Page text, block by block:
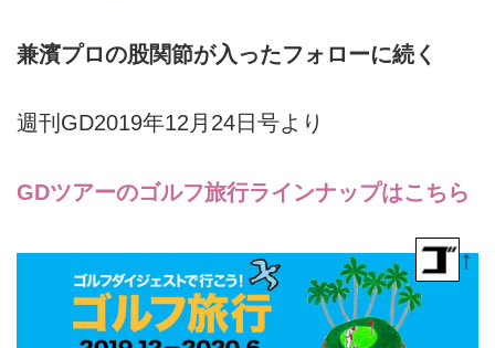
兼濱プロの股関節が入ったフォローに続く
週刊GD2019年12月24日号より
GDツアーのゴルフ旅行ラインナップはこちら
↑